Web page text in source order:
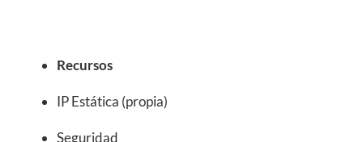
Recursos
IP Estática (propia)
Seguridad